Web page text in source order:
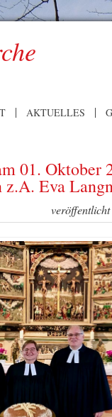
AKTUELLES
01. Oktober
z.A. Eva